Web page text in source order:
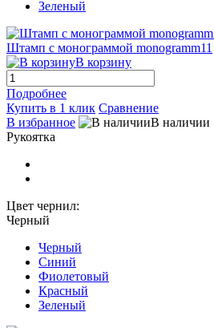
Зеленый
Штамп с монограммой monogramm11
В корзину
Подробнее
Купить в 1 клик Сравнение
В избранное
В наличии
Рукоятка
Цвет чернил:
Черный
Черный
Синий
Фиолетовый
Красный
Зеленый